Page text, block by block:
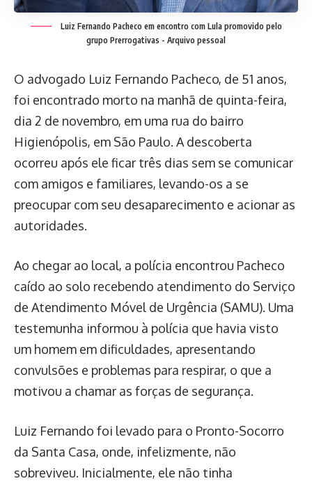
Luiz Fernando Pacheco em encontro com Lula promovido pelo
grupo Prerrogativas - Arquivo pessoal
O advogado Luiz Fernando Pacheco, de 51 anos,
foi encontrado morto na manhã de quinta-feira,
dia 2 de novembro, em uma rua do bairro
Higienópolis, em São Paulo. A descoberta
ocorreu após ele ficar três dias sem se comunicar
com amigos e familiares, levando-os a se
preocupar com seu desaparecimento e acionar as
autoridades.
Ao chegar ao local, a polícia encontrou Pacheco
caído ao solo recebendo atendimento do Serviço
de Atendimento Móvel de Urgência (SAMU). Uma
testemunha informou à polícia que havia visto
um homem em dificuldades, apresentando
convulsões e problemas para respirar, o que a
motivou a chamar as forças de segurança.
Luiz Fernando foi levado para o Pronto-Socorro
da Santa Casa, onde, infelizmente, não
sobreviveu. Inicialmente, ele não tinha